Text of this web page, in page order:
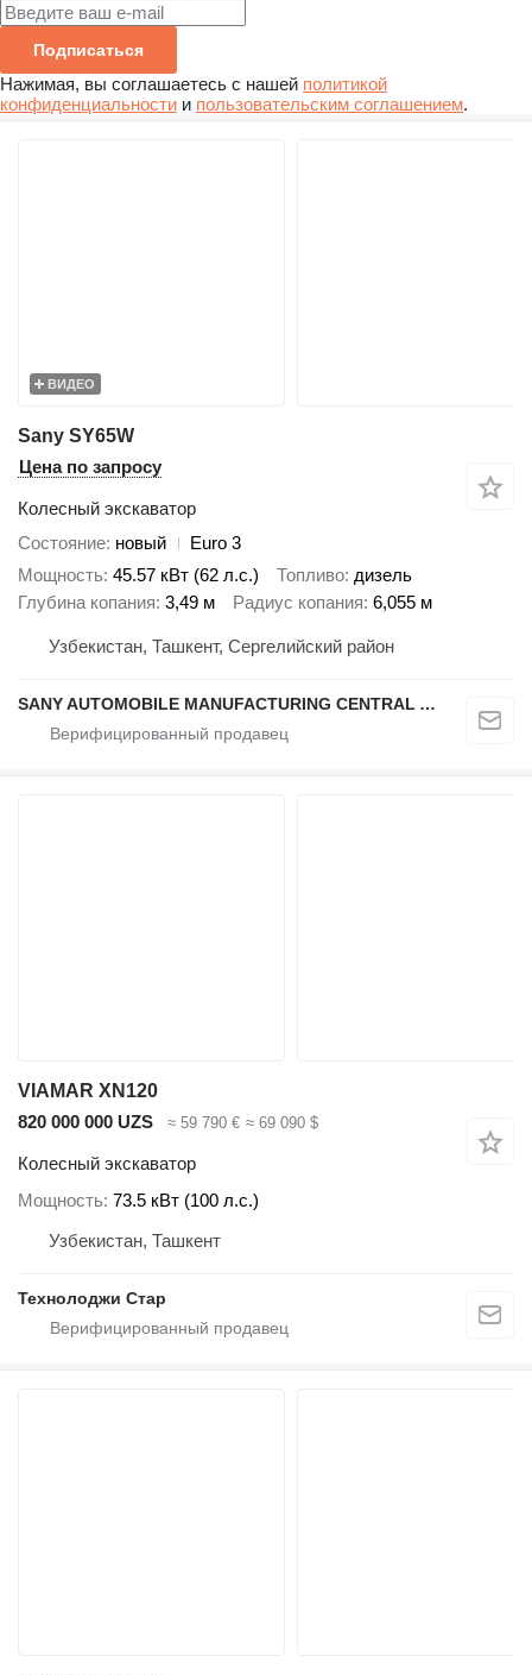
Подписаться
Нажимая, вы соглашаетесь с нашей политикой
конфиденциальности и пользовательским соглашением.
ВИДЕО
Sany SY65W
Цена по запросу
Колесный экскаватор
Состояние новый
Euro 3
Мощность 45.57 кВт (62 л.с.) Топливо дизель
Глубина копания 3,49 м Радиус копания 6,055 м
Узбекистан, Ташкент, Сергелийский район
SANY AUTOMOBILE MANUFACTURING CENTRAL ASIA
VIAMAR XN120
820 000 000 UZS
≈ 59 790 € ≈ 69 090 $
Колесный экскаватор
Мощность 73.5 кВт (100 л.с.)
Узбекистан, Ташкент
Технолоджи Стар